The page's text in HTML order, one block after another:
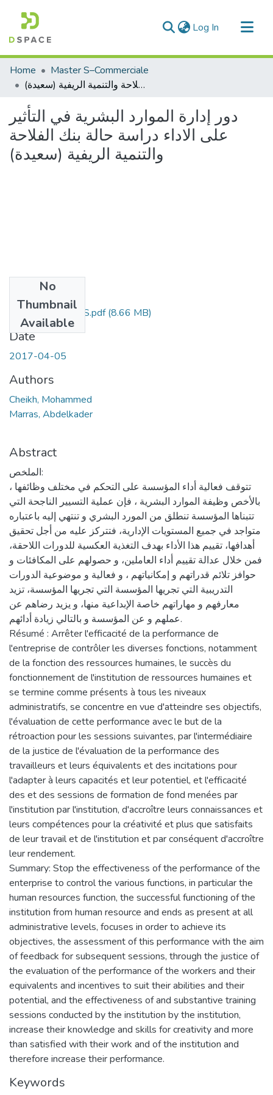
Log In (current)
Communities & Collections
All of DSpace
Statistics
Home
Master S–Commerciale
دور إدارة الموارد البشرية في التأثير على الاداء دراسة حالة بنك الفلاحة والتنمية الريفية (سعيدة)
دور إدارة الموارد البشرية في التأثير
على الاداء دراسة حالة بنك الفلاحة
والتنمية الريفية (سعيدة)
No
Thumbnail
Available
CHEIKH MARRAS.pdf(8.66 MB)
Date
2017-04-05
Authors
Cheikh, Mohammed
Marras, Abdelkader
Abstract
الملخص:
تتوقف فعالية أداء المؤسسة على التحكم في مختلف وظائفها ،
بالأخص وظيفة الموارد البشرية ، فإن عملية التسيير الناجحة التي
تتبناها المؤسسة تنطلق من المورد البشري و تنتهي إليه باعتباره
متواجد في جميع المستويات الإدارية، فتتركز عليه من أجل تحقيق
أهدافها، تقييم هذا الأداء بهدف التغذية العكسية للدورات اللاحقة،
فمن خلال عدالة تقييم أداء العاملين، و حصولهم على المكافئات و
حوافز تلائم قدراتهم و إمكانياتهم ، و فعالية و موضوعية الدورات
التدريبية التي تجريها المؤسسة التي تجريها المؤسسة، تزيد
معارفهم و مهاراتهم خاصة الإبداعية منها، و يزيد رضاهم عن
عملهم و عن المؤسسة و بالتالي زيادة أدائهم.
Résumé : Arrêter l'efficacité de la performance de
l'entreprise de contrôler les diverses fonctions, notamment
de la fonction des ressources humaines, le succès du
fonctionnement de l'institution de ressources humaines et
se termine comme présents à tous les niveaux
administratifs, se concentre en vue d'atteindre ses objectifs,
l'évaluation de cette performance avec le but de la
rétroaction pour les sessions suivantes, par l'intermédiaire
de la justice de l'évaluation de la performance des
travailleurs et leurs équivalents et des incitations pour
l'adapter à leurs capacités et leur potentiel, et l'efficacité
des et des sessions de formation de fond menées par
l'institution par l'institution, d'accroître leurs connaissances et
leurs compétences pour la créativité et plus que satisfaits
de leur travail et de l'institution et par conséquent d'accroître
leur rendement.
Summary: Stop the effectiveness of the performance of the
enterprise to control the various functions, in particular the
human resources function, the successful functioning of the
institution from human resource and ends as present at all
administrative levels, focuses in order to achieve its
objectives, the assessment of this performance with the aim
of feedback for subsequent sessions, through the justice of
the evaluation of the performance of the workers and their
equivalents and incentives to suit their abilities and their
potential, and the effectiveness of and substantive training
sessions conducted by the institution by the institution,
increase their knowledge and skills for creativity and more
than satisfied with their work and of the institution and
therefore increase their performance.
Keywords